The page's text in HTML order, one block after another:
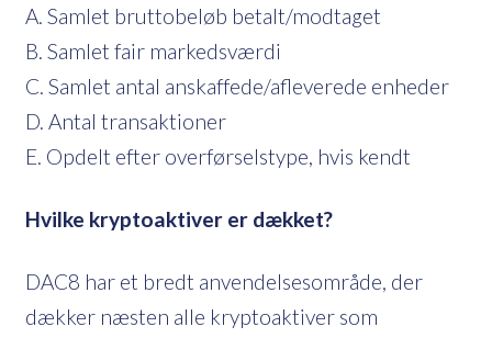
A. Samlet bruttobeløb betalt/modtaget
B. Samlet fair markedsværdi
C. Samlet antal anskaffede/afleverede enheder
D. Antal transaktioner
E. Opdelt efter overførselstype, hvis kendt
Hvilke kryptoaktiver er dækket?
DAC8 har et bredt anvendelsesområde, der
dækker næsten alle kryptoaktiver som